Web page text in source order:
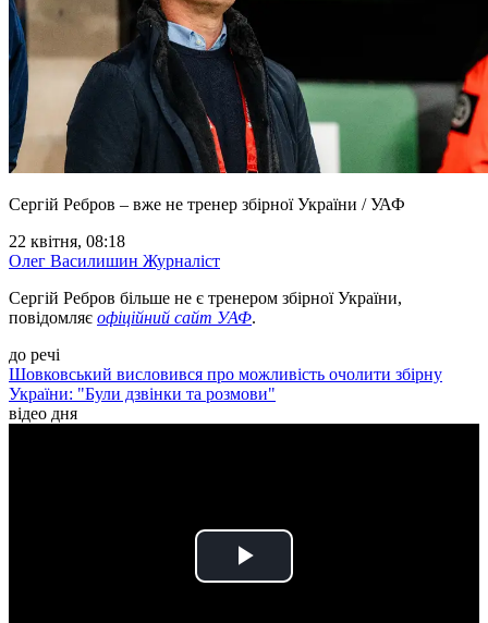
Сергій Ребров – вже не тренер збірної України / УАФ
22 квітня, 08:18
Олег Василишин Журналіст
Сергій Ребров більше не є тренером збірної України,
повідомляє офіційний сайт УАФ.
до речі
Шовковський висловився про можливість очолити збірну
України: "Були дзвінки та розмови"
відео дня
Play